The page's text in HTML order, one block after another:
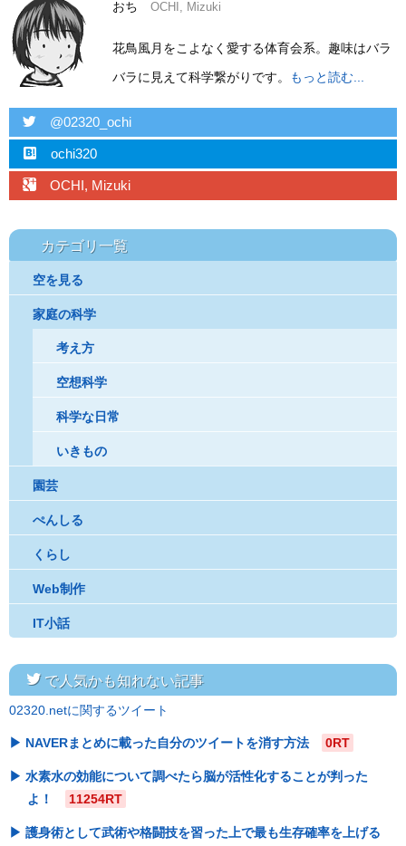
おち OCHI, Mizuki
花鳥風月をこよなく愛する体育会系。趣味はバラ
バラに見えて科学繋がりです。
もっと読む...
twitter @02320_ochi
hatebu ochi320
googleplus OCHI, Mizuki
カテゴリ一覧
空を見る
家庭の科学
考え方
空想科学
科学な日常
いきもの
園芸
ぺんしる
くらし
Web制作
IT小話
twitterで人気かも知れない記事
02320.netに関するツイート
NAVERまとめに載った自分のツイートを消す方法 0RT
水素水の効能について調べたら脳が活性化することが判った
よ！
11254RT
護身術として武術や格闘技を習った上で最も生存確率を上げる